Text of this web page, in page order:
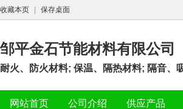
收藏本页 保存桌面
邹平金石节能材料有限公司
耐火、防火材料; 保温、隔热材料; 隔音、
网站首页 公司介绍 供应产品